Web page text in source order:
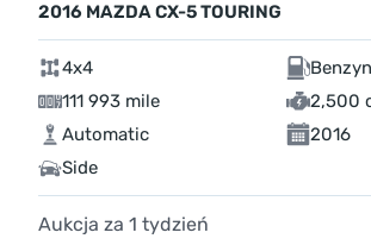
2016 MAZDA CX-5 TOURING
4x4
111 993 mile
2,500
Automatic
2016
Side
Aukcja za 1 tydzień